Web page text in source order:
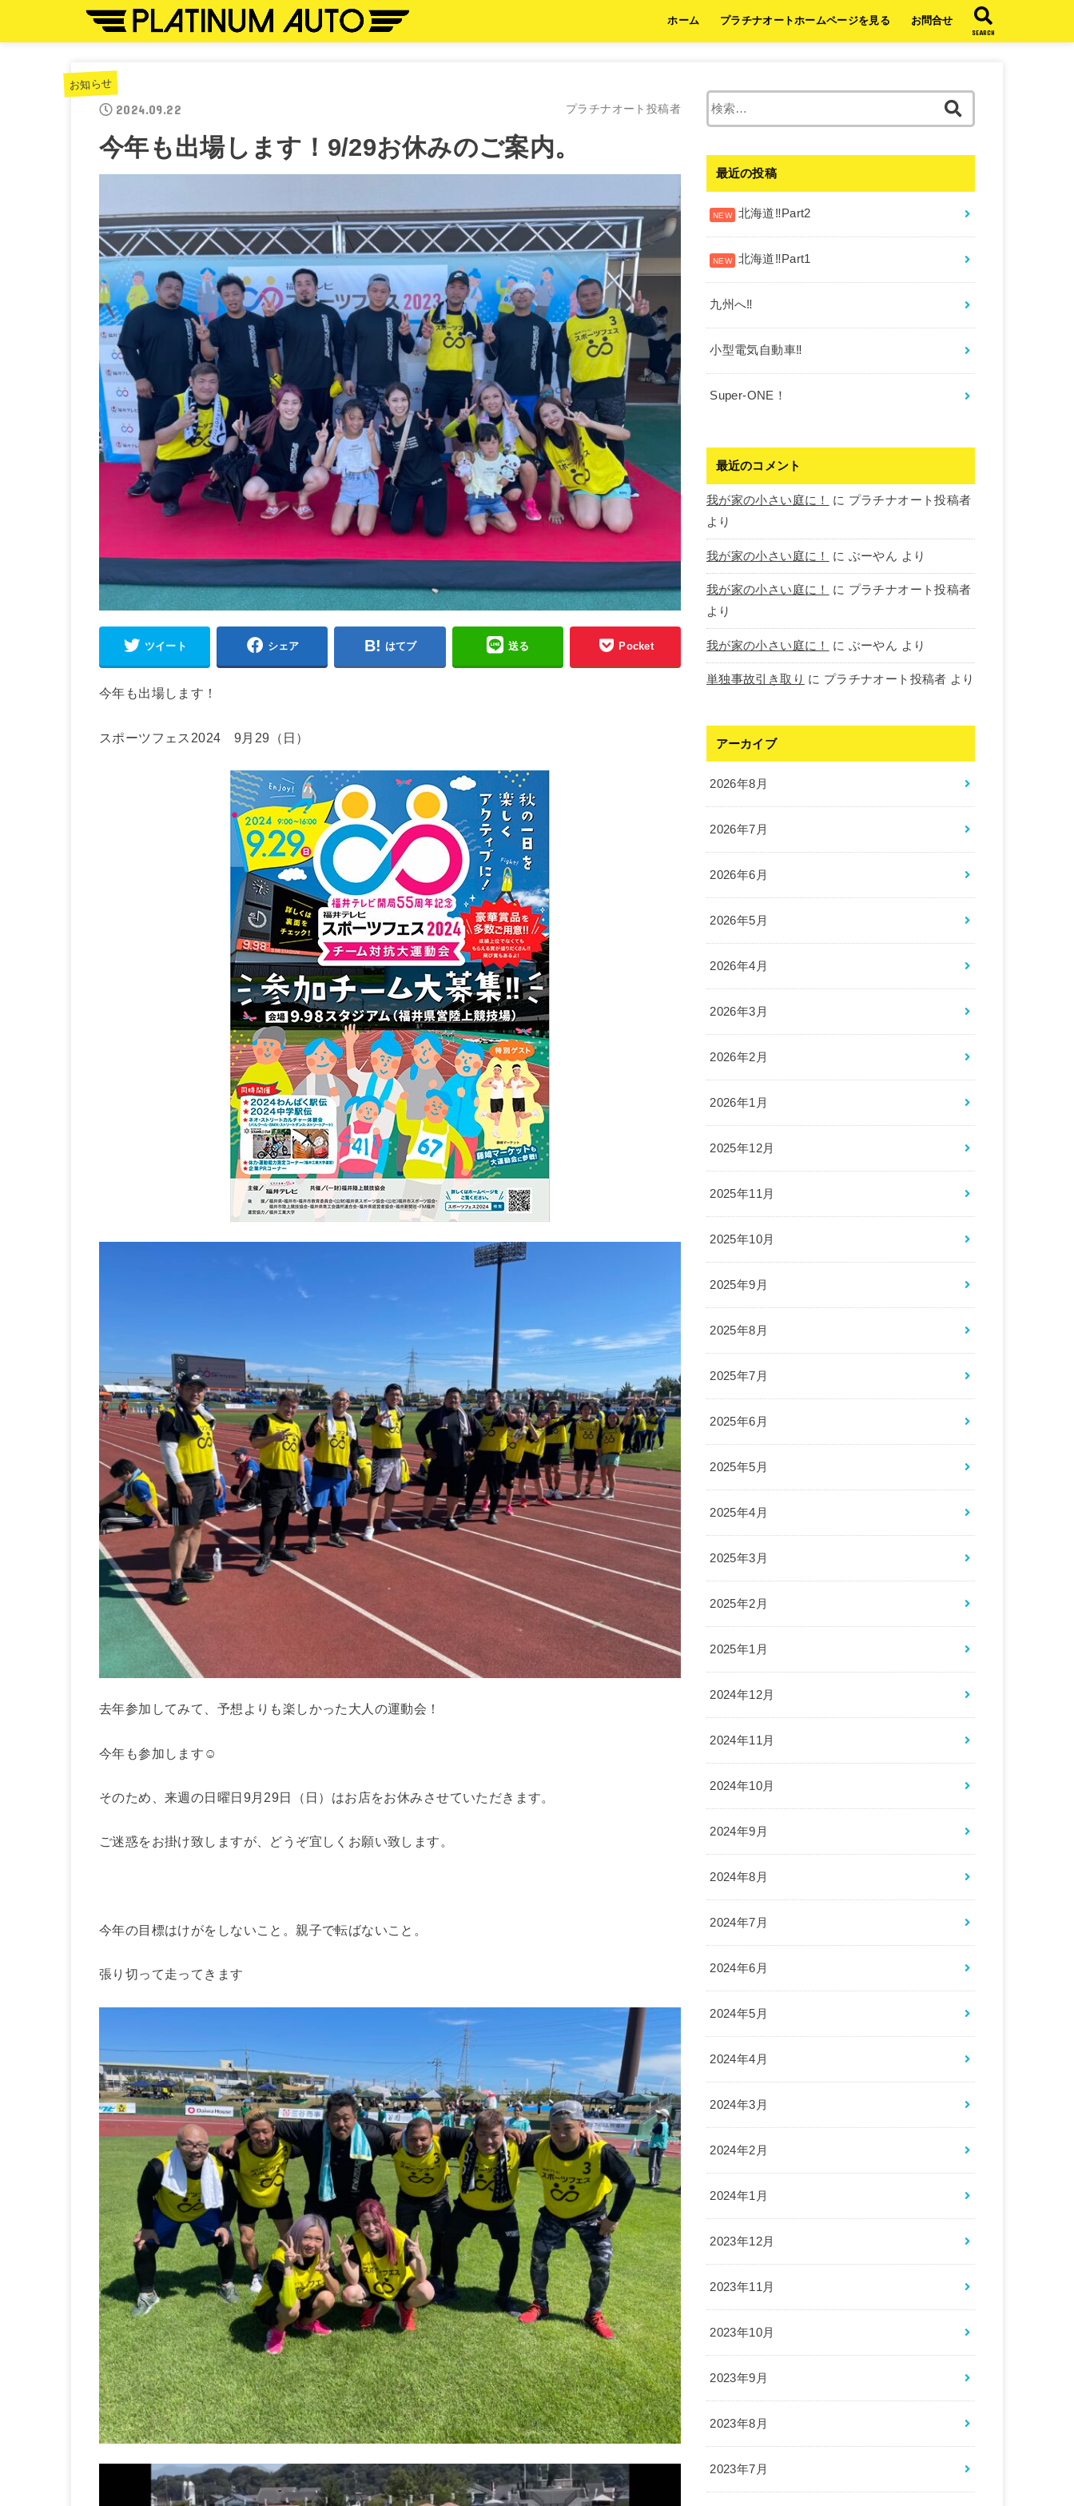
ホーム プラチナオートホームページを見る お問合せ
SEARCH
お知らせ
2024.09.22 プラチナオート投稿者
今年も出場します！9/29お休みのご案内。
ツイート シェア はてブ 送る Pocket
今年も出場します！
スポーツフェス2024 9月29（日）
去年参加してみて、予想よりも楽しかった大人の運動会！
今年も参加します☺
そのため、来週の日曜日9月29日（日）はお店をお休みさせていただきます。
ご迷惑をお掛け致しますが、どうぞ宜しくお願い致します。
今年の目標はけがをしないこと。親子で転ばないこと。
張り切って走ってきます
最近の投稿
北海道‼︎Part2
北海道‼︎Part1
九州へ‼︎
小型電気自動車‼︎
Super-ONE！
最近のコメント
我が家の小さい庭に！ に プラチナオート投稿者
より
我が家の小さい庭に！ に ぶーやん より
我が家の小さい庭に！ に プラチナオート投稿者
より
我が家の小さい庭に！ に ぶーやん より
単独事故引き取り に プラチナオート投稿者 より
アーカイブ
2026年8月
2026年7月
2026年6月
2026年5月
2026年4月
2026年3月
2026年2月
2026年1月
2025年12月
2025年11月
2025年10月
2025年9月
2025年8月
2025年7月
2025年6月
2025年5月
2025年4月
2025年3月
2025年2月
2025年1月
2024年12月
2024年11月
2024年10月
2024年9月
2024年8月
2024年7月
2024年6月
2024年5月
2024年4月
2024年3月
2024年2月
2024年1月
2023年12月
2023年11月
2023年10月
2023年9月
2023年8月
2023年7月